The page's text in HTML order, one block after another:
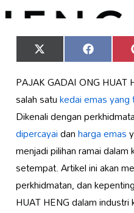
Share
on
X
(Twitter)
Share
on
Facebook
PAJAK GADAI ONG HUAT
salah satukedai emas yang
Dikenali dengan
dipercayaidanharga emas
menjadi pilihan ramai dalam
setempat. Artikel ini akan
perkhidmatan, dan
HUAT HENG dalam